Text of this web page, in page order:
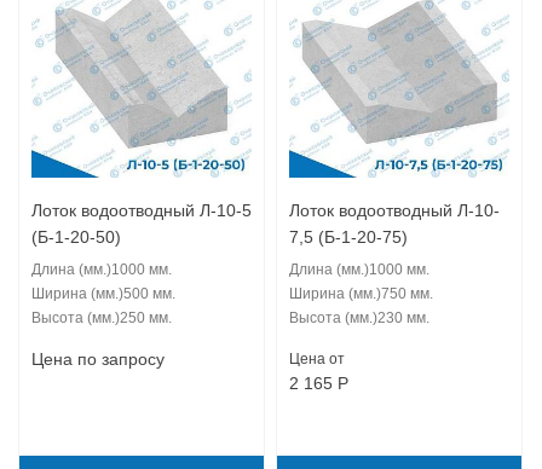
Лоток водоотводный Л-10-5
(Б-1-20-50)
Длина (мм.)1000 мм.
Ширина (мм.)500 мм.
Высота (мм.)250 мм.
Цена по запросу
Лоток водоотводный Л-10-
7,5 (Б-1-20-75)
Длина (мм.)1000 мм.
Ширина (мм.)750 мм.
Высота (мм.)230 мм.
Цена от
2 165 Р